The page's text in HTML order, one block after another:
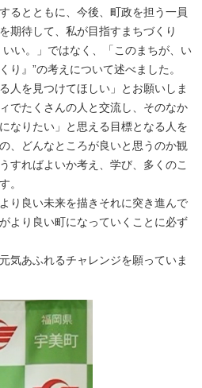
るとともに、今後、町政を担う一員
期待して、私が目指すまちづくり
いい。」ではなく、「このまちが、い
り』”の考えについて述べました。
人を見つけてほしい」とお願いしま
でたくさんの人と交流し、そのなか
なりたい」と思える目標となる人を
、どんなところが良いと思うのか観
すればよいか考え、学び、多くのこ
。
り良い未来を描きそれに突き進んで
より良い町になっていくことに必ず
気あふれるチャレンジを願っていま